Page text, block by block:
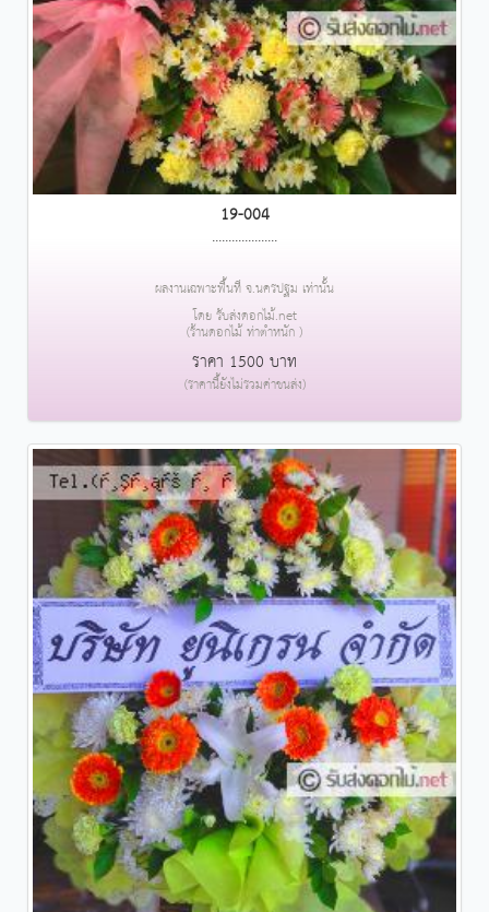
19-004
....................
ผลงานเฉพาะพื้นที่ จ.นครปฐม เท่านั้น
โดย รับส่งดอกไม้.net
(ร้านดอกไม้ ท่าตำหนัก )
ราคา 1500 บาท
(ราคานี้ยังไม่รวมค่าขนส่ง)